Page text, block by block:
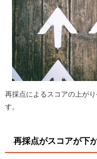
再採点によるスコアの上が
す。
再採点がスコアが下